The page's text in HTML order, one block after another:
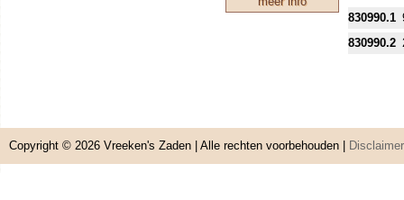
eventuele
830990.1
830990.2
Copyright © 2026 Vreeken's Zaden | Alle rechten voorbehouden | Disclaimer